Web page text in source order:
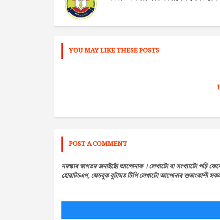
YOU MAY LIKE THESE POSTS
POST A COMMENT
নমস্কাৰ স্বাগতম জনাইছোঁ আপোনাক । লেখাটো বা সংখ্যাটো পঢ়ি
হোৱাটচএপ, ফেচবুক বুটামত টিপি লেখাটো আপোনাৰ শুভাংকাশী